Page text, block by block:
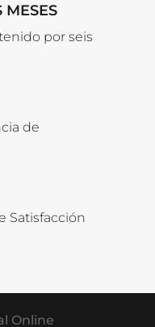
MESES
por seis
de
Satisfacción
Online